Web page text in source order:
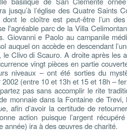
jusqu’à l’église des Quatre Saints
dont le cloître est peut-être l’un
l'agréable parc de la Villa
Giovanni e Paolo au campanile
auquel on accède en descendant
le Clivo di Scauro. A droite après les
vingt pièces en partie
niveaux – ont été sorties du
2002 (entre 10 et 13h et 15 et 18h –
pas sans accomplir le rite
monnaie dans la Fontaine de
afin d’avoir la certitude de
action puisque l’argent
année) ira à des œuvres de charité.